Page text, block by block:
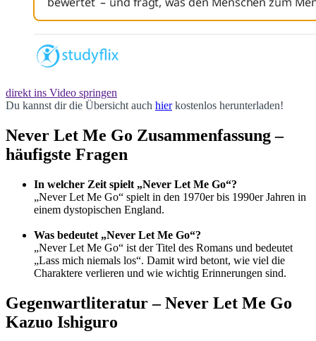
direkt ins Video springen
Du kannst dir die Übersicht auch hierkostenlos herunterladen!
Never Let Me Go Zusammenfassung –
häufigste Fragen
In welcher Zeit spielt „Never Let Me Go“?
„Never Let Me Go“ spielt in den 1970er bis 1990er Jahren in
einem dystopischen England.
Was bedeutet „Never Let Me Go“?
„Never Let Me Go“ ist der Titel des Romans und bedeutet
„Lass mich niemals los“. Damit wird betont, wie viel die
Charaktere verlieren und wie wichtig Erinnerungen sind.
Gegenwartliteratur – Never Let Me Go
Kazuo Ishiguro